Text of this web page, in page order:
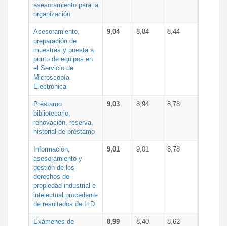
asesoramiento para la
organización.
Asesoramiento,
preparación de
muestras y puesta a
punto de equipos en
el Servicio de
Microscopía
Electrónica
9,04 8,84 8,44
Préstamo
bibliotecario,
renovación, reserva,
historial de préstamo
9,03 8,94 8,78
Información,
asesoramiento y
gestión de los
derechos de
propiedad industrial e
intelectual procedente
de resultados de I+D
9,01 9,01 8,78
Exámenes de
8,99 8,40 8,62